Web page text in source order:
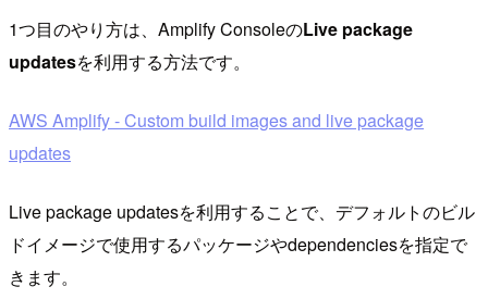
1つ目のやり方は、Amplify ConsoleのLive package
updatesを利用する方法です。
AWS Amplify - Custom build images and live package
updates
Live package updatesを利用することで、デフォルトのビル
ドイメージで使用するパッケージやdependenciesを指定で
きます。